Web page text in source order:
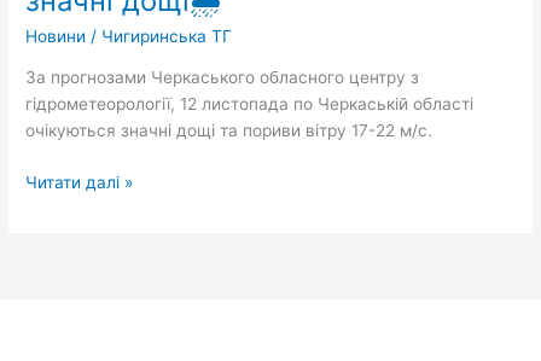
Новини / Чигиринська ТГ
За прогнозами Черкаського обласного центру з
гідрометеорології, 12 листопада по Черкаській області
очікуються значні дощі та пориви вітру 17-22 м/с.
про
значні
дощі
🌧
Читати далі »